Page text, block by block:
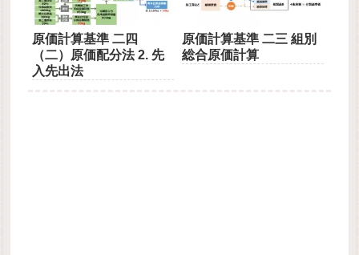
原価計算基準 二四
（二）原価配分法 2. 先
入先出法
原価計算基準 二三 組別
総合原価計算